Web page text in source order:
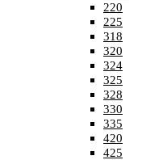
220
225
318
320
324
325
328
330
335
420
425